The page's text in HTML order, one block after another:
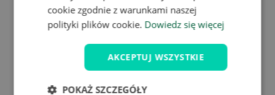
cookie zgodnie z warunkami naszej
polityki plików cookie. Dowiedz się więcej
AKCEPTUJ WSZYSTKIE
POKAŻ SZCZEGÓŁY